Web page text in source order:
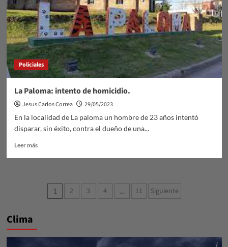
país.
Policiales
La Paloma: intento de homicidio.
Jesus Carlos Correa
29/05/2023
En la localidad de La paloma un hombre de 23 años intentó
disparar, sin éxito, contra el dueño de una...
Leer másLeer
Paloma:
intentoPaginación
1 2 3 4 … 11 Siguiente
Clima